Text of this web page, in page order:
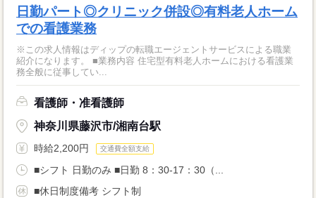
日勤パート◎クリニック併設◎有料老人ホーム
での看護業務
※この求人情報はディップの転職エージェントサービスによる職業
紹介になります。 ■業務内容 住宅型有料老人ホームにおける看護業
務全般に従事してい...
看護師・准看護師
神奈川県藤沢市/湘南台駅
時給2,200円 交通費全額支給
■シフト 日勤のみ ■日勤 8：30-17：30（...
■休日制度備考 シフト制